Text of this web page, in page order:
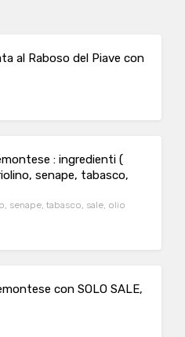
al Raboso del Piave con
: ingredienti (
senape, tabasco,
senape, tabasco, sale, olio
con SOLO SALE,